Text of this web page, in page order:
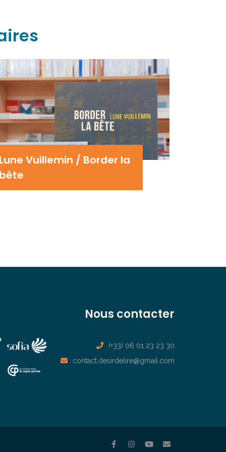
Lune Vuillemin / Border la
bête
Nous contacter
(+33) 06 01 23 23 30
contact.desirdelire@gmail.com